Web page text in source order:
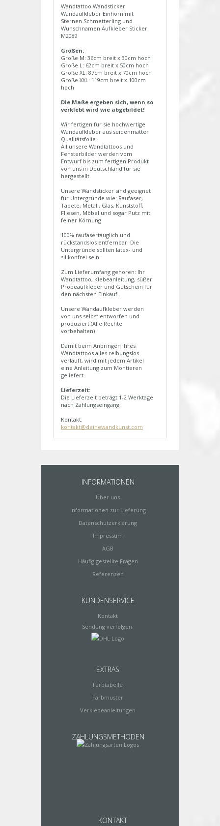
Wandtattoo Wandsticker
Wandaufkleber Einhorn mit
Sternen Schmetterling und
Wunschnamen Aufkleber Sticker
M2089
Größen:
Größe M: 36cm breit x 30cm hoch
Größe L: 62cm breit x 50cm hoch
Größe XL: 87cm breit x 70cm hoch
Größe XXL: 119cm breit x 100cm
hoch
Die Maße ergeben sich, wenn so
verklebt wird wie abgebildet!
Wir fertigen für sie hochwertige
Wandaufkleber aus seidenmatter
Qualitätsfolie.
All unsere Wandtattoos und
Fensterbilder werden vom
Entwurf bis zum fertigen Produkt
von uns in Deutschland für sie
hergestellt.
Unsere Wandsticker sind geeignet
für Untergründe wie: Raufaser,
Tapete, Metall, Glas, Kunststoff,
Fliesen, Möbel und sogar Putz mit
feiner Körnung.
100% raufasertauglich und
rückstandslos entfernbar. Die
Untergründe sollten latex- und
silikonfrei sein.
Zum Lieferumfang gehören: Ihr
Wandtattoo, Klebeanleitung, süßer
Probeaufkleber und Gutschein für
den nächsten Einkauf.
Unsere Wandaufkleber werden
von uns selbst entworfen und
produziert.(Alle Rechte
vorbehalten)
Damit beim Anbringen ihres
Wandtattoos alles reibungslos
verläuft, wird mit jedem Artikel
eine Anleitung zum Montieren
geliefert.
Lieferzeit:
Die Lieferzeit beträgt 1-2 Werktage
nach Zahlungseingang.
Kontakt:
kontakt@deinewandkunst.com
INFORMATIONEN
Über uns
Informationen zur Lieferung
Datenschutzerklärung
Impressum
AGB
Häufig gestellte Fragen
Referenzen
KUNDENSERVICE
Kontakt
Sendung verfolgen:
EXTRAS
Farbtabelle
Farbmuster
Verklebeanleitungen
ZAHLUNGSMETHODEN
KONTAKT